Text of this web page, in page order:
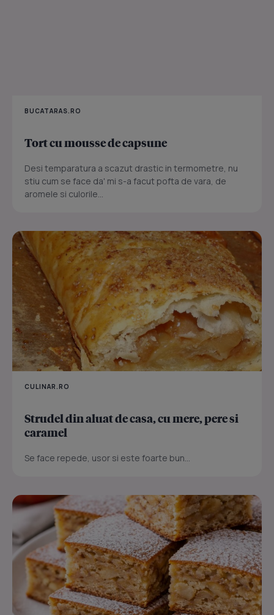
BUCATARAS.RO
Tort cu mousse de capsune
Desi temparatura a scazut drastic in termometre, nu
stiu cum se face da' mi s-a facut pofta de vara, de
aromele si culorile...
CULINAR.RO
Strudel din aluat de casa, cu mere, pere si
caramel
Se face repede, usor si este foarte bun...